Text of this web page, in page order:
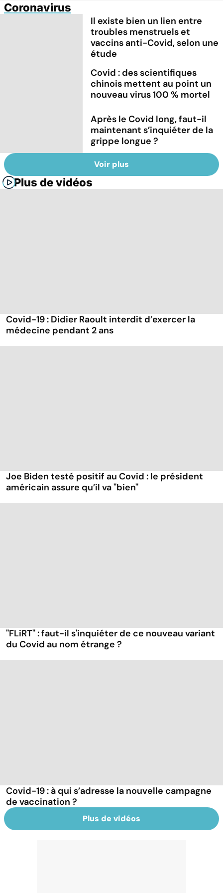
Coronavirus
Il existe bien un lien entre
troubles menstruels et
vaccins anti-Covid, selon une
étude
Covid : des scientifiques
chinois mettent au point un
nouveau virus 100 % mortel
Après le Covid long, faut-il
maintenant s’inquiéter de la
grippe longue ?
Voir plus
Plus de vidéos
Covid-19 : Didier Raoult interdit d’exercer la
médecine pendant 2 ans
Joe Biden testé positif au Covid : le président
américain assure qu’il va "bien"
"FLiRT" : faut-il s'inquiéter de ce nouveau variant
du Covid au nom étrange ?
Covid-19 : à qui s’adresse la nouvelle campagne
de vaccination ?
Plus de vidéos